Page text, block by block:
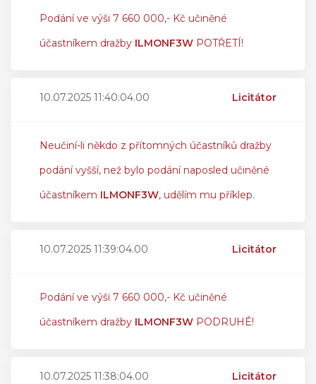
Podání ve výši 7 660 000,- Kč učiněné
účastníkem dražby ILMONF3W POTŘETÍ!
10.07.2025 11:40:04.00 Licitátor
Neučiní-li někdo z přítomných účastníků dražby
podání vyšší, než bylo podání naposled učiněné
účastníkem ILMONF3W, udělím mu příklep.
10.07.2025 11:39:04.00 Licitátor
Podání ve výši 7 660 000,- Kč učiněné
účastníkem dražby ILMONF3W PODRUHÉ!
10.07.2025 11:38:04.00 Licitátor